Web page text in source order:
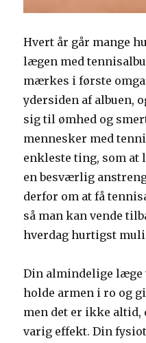
Hvert år går mange
lægen med
mærkes i første
ydersiden af albuen,
sig til ømhed og
mennesker med
enkleste ting, som at
en besværlig
derfor om at få
så man kan vende
hverdag hurtigst
Din almindelige læge
holde armen i ro og
men det er ikke altid,
varig effekt. Din